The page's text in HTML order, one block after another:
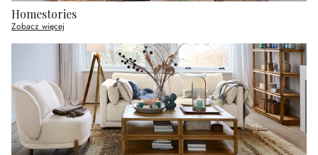
Homestories
Zobacz więcej